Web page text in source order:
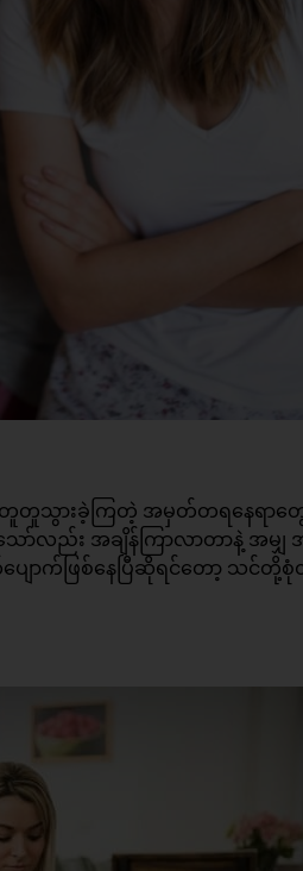
တူတူသွားခဲ့ကြတဲ့ အမှတ်တရနေရာ
ော်လည်း အချိန်ကြာလာတာနဲ့ အ
ောက်ဖြစ်နေပြီဆိုရင်တော့ သင်တို့